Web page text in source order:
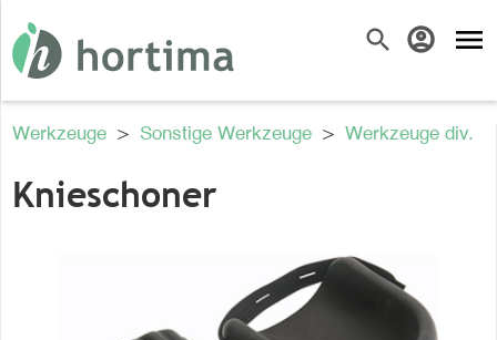
search account_circle menu
Werkzeuge > Sonstige Werkzeuge > Werkzeuge div.
Knieschoner